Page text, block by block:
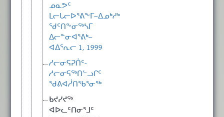
ᓄᓇᕗᑦ
ᒪᓕᒐᓕᐅᕐᕕᖕᒥ−ᐃᓄᒃᓱᒃ
ᖁᑦᑎᖕᓂᖅᓴᒥ
ᐃᓕᓐᓂᐊᕐᕕᒃ−
ᐊᐃᕐᕆᓕ 1, 1999
ᓱᓕᓂᕋᕈᑏᑦ-
ᓱᓕᓂᕋᖅᑎᓪᓗᒋᑦ
ᖁᕕᐊᓲᑎᖃᕐᓂᖅ
ᑲᔪᓯᔪᖅ
ᐊᐅᓚᑦᑎᓂᕐᒧᑦ